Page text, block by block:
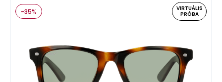
-35%
VIRTUÁLIS
PRÓBA